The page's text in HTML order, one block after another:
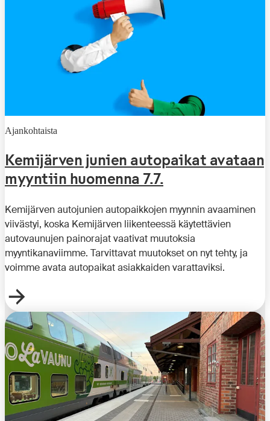
Ajankohtaista
Kemijärven junien autopaikat avataan
myyntiin huomenna 7.7.
Kemijärven autojunien autopaikkojen myynnin avaaminen
viivästyi, koska Kemijärven liikenteessä käytettävien
autovaunujen painorajat vaativat muutoksia
myyntikanaviimme. Tarvittavat muutokset on nyt tehty, ja
voimme avata autopaikat asiakkaiden varattaviksi.